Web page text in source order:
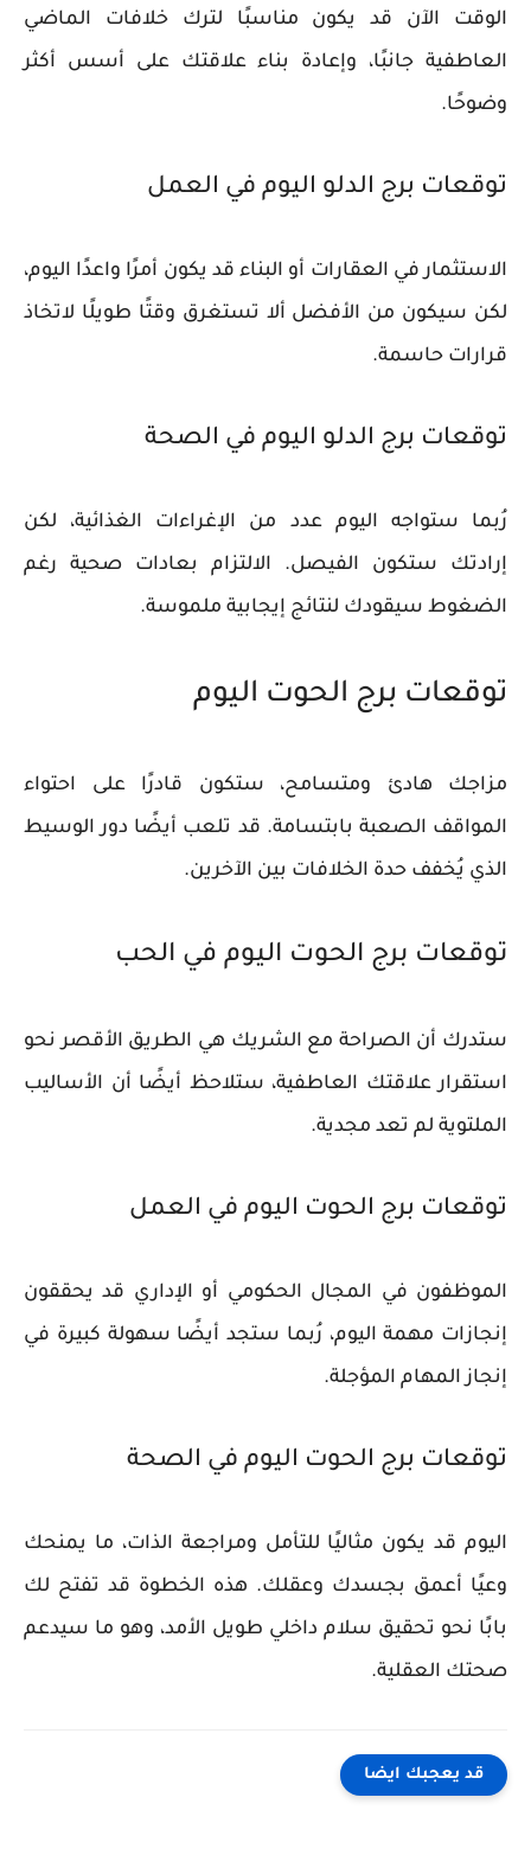
الوقت الآن قد يكون مناسبًا لترك خلافات الماضي
العاطفية جانبًا، وإعادة بناء علاقتك على أسس أكثر
وضوحًا.
توقعات برج الدلو اليوم في العمل
الاستثمار في العقارات أو البناء قد يكون أمرًا واعدًا اليوم،
لكن سيكون من الأفضل ألا تستغرق وقتًا طويلًا لاتخاذ
قرارات حاسمة.
توقعات برج الدلو اليوم في الصحة
رُبما ستواجه اليوم عدد من الإغراءات الغذائية، لكن
إرادتك ستكون الفيصل. الالتزام بعادات صحية رغم
الضغوط سيقودك لنتائج إيجابية ملموسة.
توقعات برج الحوت اليوم
مزاجك هادئ ومتسامح، ستكون قادرًا على احتواء
المواقف الصعبة بابتسامة. قد تلعب أيضًا دور الوسيط
الذي يُخفف حدة الخلافات بين الآخرين.
توقعات برج الحوت اليوم في الحب
ستدرك أن الصراحة مع الشريك هي الطريق الأقصر نحو
استقرار علاقتك العاطفية، ستلاحظ أيضًا أن الأساليب
الملتوية لم تعد مجدية.
توقعات برج الحوت اليوم في العمل
الموظفون في المجال الحكومي أو الإداري قد يحققون
إنجازات مهمة اليوم، رُبما ستجد أيضًا سهولة كبيرة في
إنجاز المهام المؤجلة.
توقعات برج الحوت اليوم في الصحة
اليوم قد يكون مثاليًا للتأمل ومراجعة الذات، ما يمنحك
وعيًا أعمق بجسدك وعقلك. هذه الخطوة قد تفتح لك
بابًا نحو تحقيق سلام داخلي طويل الأمد، وهو ما سيدعم
صحتك العقلية.
قد يعجبك ايضا